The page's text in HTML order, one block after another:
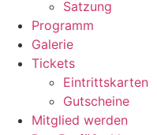
Satzung
Programm
Galerie
Tickets
Eintrittskarten
Gutscheine
Mitglied werden